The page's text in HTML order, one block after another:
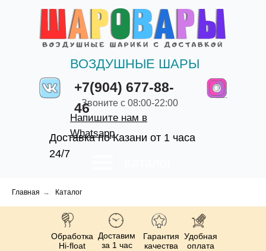
+7(904) 677-88-
46
ВОЗДУШНЫЕ ШАРЫ
Доставка по Казани от 1 часа
24/7
Звоните с 08:00-22:00
Напишите нам в
Whatsapp
Главная → Каталог
Обработка
Hi-float
Доставим
за 1 час
Гарантия
качества
Удобная
оплата